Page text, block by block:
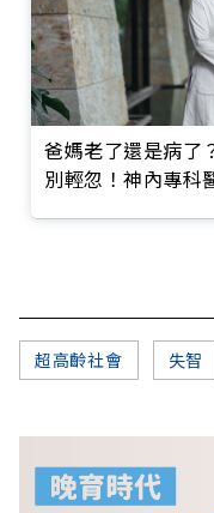
爸媽老了還是病了
別輕忽！神內專科
超高齡社會 失智